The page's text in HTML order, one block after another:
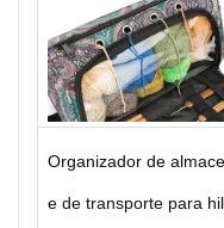
Organizador de
e de transporte para